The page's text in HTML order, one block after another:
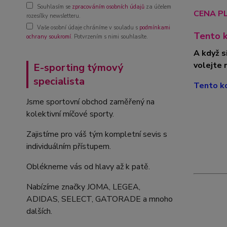
Souhlasím se zpracováním osobních údajů za účelem
rozesílky newsletteru.
Vaše osobní údaje chráníme v souladu s podmínkami
ochrany soukromí. Potvrzením s nimi souhlasíte.
E-sporting týmový
specialista
Jsme sportovní obchod zaměřený na
kolektivní míčové sporty.
Zajistíme pro váš tým kompletní sevis s
individuálním přístupem.
Oblékneme vás od hlavy až k patě.
Nabízíme značky JOMA, LEGEA,
ADIDAS, SELECT, GATORADE a mnoho
dalších.
CENA
Tento
A když
volejte
Tento